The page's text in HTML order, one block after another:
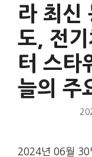
라 최신
도, 전
터 스타
늘의 주
2024년 06월 30